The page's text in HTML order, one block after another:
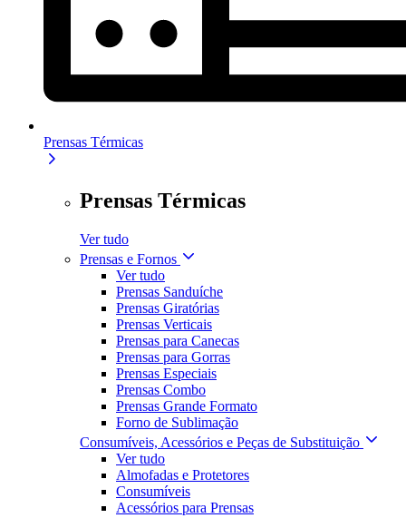
Prensas Térmicas
Prensas Térmicas
Ver tudo
Prensas e Fornos
Ver tudo
Prensas Sanduíche
Prensas Giratórias
Prensas Verticais
Prensas para Canecas
Prensas para Gorras
Prensas Especiais
Prensas Combo
Prensas Grande Formato
Forno de Sublimação
Consumíveis, Acessórios e Peças de Substituição
Ver tudo
Almofadas e Protetores
Consumíveis
Acessórios para Prensas